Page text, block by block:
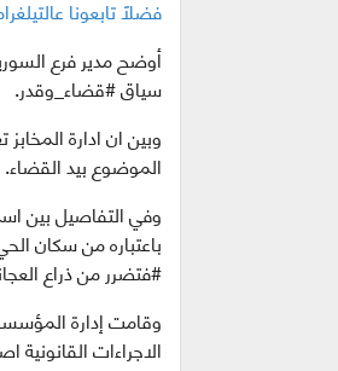
فضلاً تابعونا
أوضح مدير فرع
سياق #قضاء_وقدر.
وبين ان ادارة
الموضوع بيد القضاء.
وفي التفاصيل بين
باعتباره من سكان
#فتضرر من ذراع
وقامت إدارة
الاجراءات